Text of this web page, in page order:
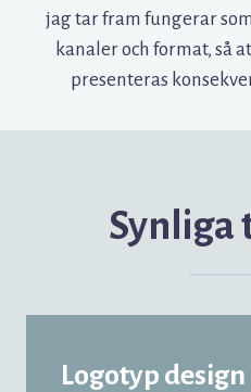
jag tar fram fungerar
kanaler och format, så
presenteras
Synliga
Logotyp design